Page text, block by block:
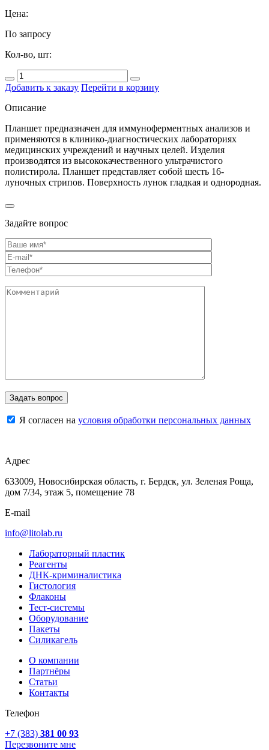
Цена:
По запросу
Кол-во, шт:
Добавить к заказу Перейти в корзину
Описание
Планшет предназначен для иммуноферментных анализов и
применяются в клинико-диагностических лабораториях
медицинских учреждений и научных целей. Изделия
производятся из высококачественного ультрачистого
полистирола. Планшет представляет собой шесть 16-
луночных стрипов. Поверхность лунок гладкая и однородная.
Задайте вопрос
Я согласен на условия обработки персональных данных
Адрес
633009, Новосибирская область, г. Бердск, ул. Зеленая Роща,
дом 7/34, этаж 5, помещение 78
E-mail
info@litolab.ru
Лабораторный пластик
Реагенты
ДНК-криминалистика
Гистология
Флаконы
Тест-системы
Оборудование
Пакеты
Силикагель
О компании
Партнёры
Статьи
Контакты
Телефон
+7 (383) 381 00 93
Перезвоните мне